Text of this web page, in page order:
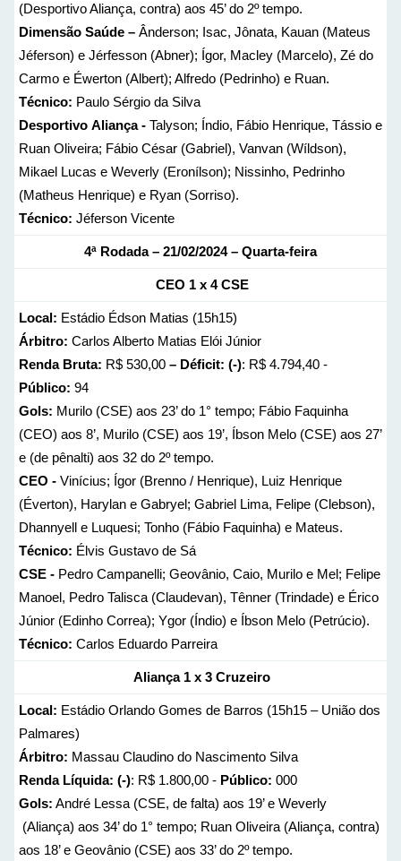
(Desportivo Aliança, contra) aos 45’ do 2º tempo.
Dimensão Saúde – Ânderson; Isac, Jônata, Kauan (Mateus
Jéferson) e Jérfesson (Abner); Ígor, Macley (Marcelo), Zé do
Carmo e Éwerton (Albert); Alfredo (Pedrinho) e Ruan.
Técnico: Paulo Sérgio da Silva
Desportivo Aliança - Talyson; Índio, Fábio Henrique, Tássio e
Ruan Oliveira; Fábio César (Gabriel), Vanvan (Wíldson),
Mikael Lucas e Weverly (Eronílson); Nissinho, Pedrinho
(Matheus Henrique) e Ryan (Sorriso).
Técnico: Jéferson Vicente
4ª Rodada – 21/02/2024 – Quarta-feira
CEO 1 x 4 CSE
Local: Estádio Édson Matias (15h15)
Árbitro: Carlos Alberto Matias Elói Júnior
Renda Bruta: R$ 530,00 – Déficit: (-): R$ 4.794,40 -
Público: 94
Gols: Murilo (CSE) aos 23’ do 1° tempo; Fábio Faquinha
(CEO) aos 8’, Murilo (CSE) aos 19’, Íbson Melo (CSE) aos 27’
e (de pênalti) aos 32 do 2º tempo.
CEO - Vinícius; Ígor (Brenno / Henrique), Luiz Henrique
(Éverton), Harylan e Gabryel; Gabriel Lima, Felipe (Clebson),
Dhannyell e Luquesi; Tonho (Fábio Faquinha) e Mateus.
Técnico: Élvis Gustavo de Sá
CSE -Pedro Campanelli; Geovânio, Caio, Murilo e Mel; Felipe
Manoel, Pedro Talisca (Claudevan), Tênner (Trindade) e Érico
Júnior (Edinho Correa); Ygor (Índio) e Íbson Melo (Petrúcio).
Técnico: Carlos Eduardo Parreira
Aliança 1 x 3 Cruzeiro
Local: Estádio Orlando Gomes de Barros (15h15 – União dos
Palmares)
Árbitro: Massau Claudino do Nascimento Silva
Renda Líquida: (-): R$ 1.800,00 - Público: 000
Gols: André Lessa (CSE, de falta) aos 19’ e Weverly
(Aliança) aos 34’ do 1° tempo; Ruan Oliveira (Aliança, contra)
aos 18’ e Geovânio (CSE) aos 33’ do 2º tempo.